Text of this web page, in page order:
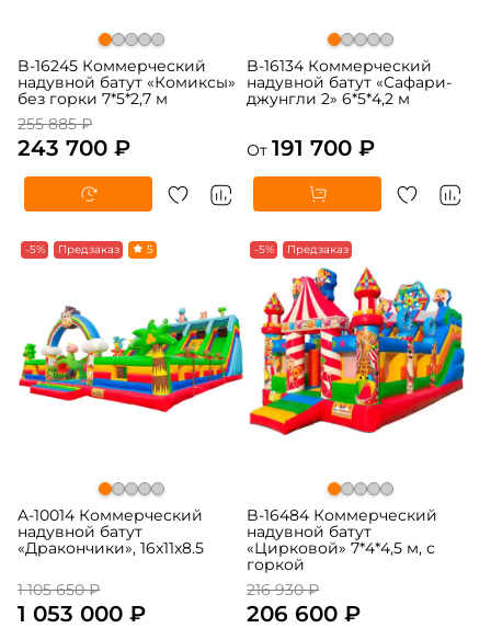
B-16245 Коммерческий
надувной батут «Комиксы»
без горки 7*5*2,7 м
255 885 ₽
243 700 ₽
B-16134 Коммерческий
надувной батут «Сафари-
джунгли 2» 6*5*4,2 м
От 191 700 ₽
-5% Предзаказ 5
A-10014 Коммерческий
надувной батут
«Дракончики», 16x11x8.5
1 105 650 ₽
1 053 000 ₽
-5% Предзаказ
B-16484 Коммерческий
надувной батут
«Цирковой» 7*4*4,5 м, с
горкой
216 930 ₽
206 600 ₽